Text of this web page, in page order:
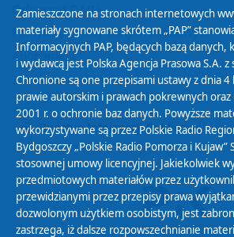
Cyfryzacja DAB+
Polityka ochrony danych osobowych
Abonament
Zamówienia publiczne
Biuletyn Informacji Publicznej
Zamieszczone na stronach internetowych
materiały sygnowane skrótem „PAP”
Informacyjnych PAP, będących bazą
i wydawcą jest Polska Agencja Prasowa S.A.
Chronione są one przepisami ustawy z dnia
prawie autorskim i prawach pokrewnych oraz
2001 r. o ochronie baz danych. Powyższe
wykorzystywane są przez Polskie Radio
Bydgoszczy „Polskie Radio Pomorza i Kujaw”
stosownej umowy licencyjnej. Jakiekolwiek
przedmiotowych materiałów przez
przewidzianymi przez przepisy prawa
dozwolonym użytkiem osobistym, jest
zastrzega, iż dalsze rozpowszechnianie